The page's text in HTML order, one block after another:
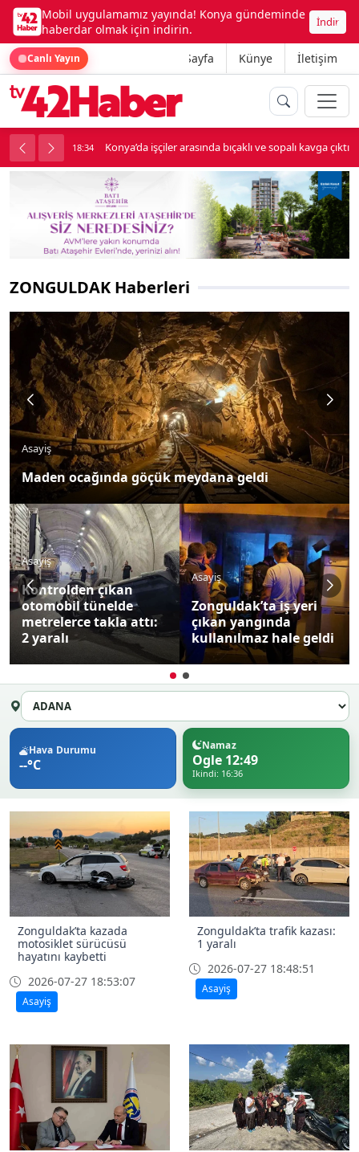
Mobil uygulamamız yayında! Konya gündeminde
haberdar olmak için indirin.
İndir
Canlı Yayın Ana Sayfa Künye İletişim
kavga çıktı 18:34 Lüks otomobille kar maskeli milyonluk soygun
ZONGULDAK Haberleri
Asayiş
Maden ocağında göçük meydana geldi
Asayiş
Kontrolden çıkan
otomobil tünelde
metrelerce takla attı:
2 yaralı
Asayiş
Zonguldak’ta iş yeri
çıkan yangında
kullanılmaz hale geldi
Hava Durumu
--°C
Namaz
Ogle 12:49
Ikindi: 16:36
Zonguldak’ta kazada
motosiklet sürücüsü
hayatını kaybetti
2026-07-27 18:53:07
Asayiş
Zonguldak’ta trafik kazası:
1 yaralı
2026-07-27 18:48:51
Asayiş